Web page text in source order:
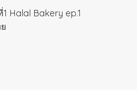
Halal Bakery ep.1